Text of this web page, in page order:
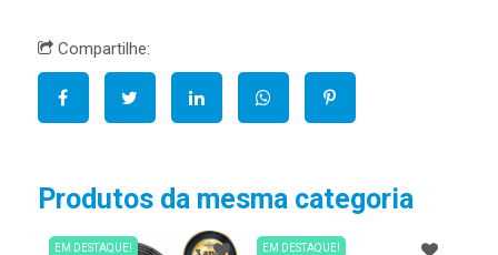
Compartilhe:
Produtos da mesma categoria
EM DESTAQUE! EM DESTAQUE!